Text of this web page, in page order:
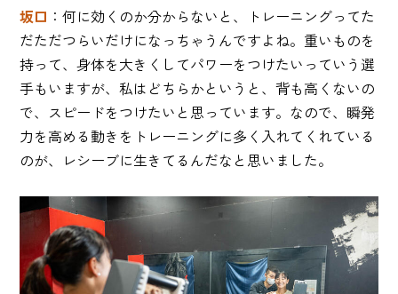
坂口 ：何に効くのか分からないと、トレーニングってた
だただつらいだけになっちゃうんですよね。重いものを
持って、身体を大きくしてパワーをつけたいっていう選
手もいますが、私はどちらかというと、背も高くないの
で、スピードをつけたいと思っています。なので、瞬発
力を高める動きをトレーニングに多く入れてくれている
のが、レシーブに生きてるんだなと思いました。